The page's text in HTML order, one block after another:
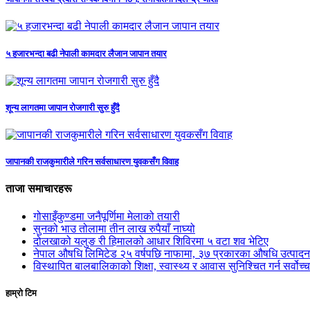
५ हजारभन्दा बढी नेपाली कामदार लैजान जापान तयार
शून्य लागतमा जापान रोजगारी सुरु हुँदै
जापानकी राजकुमारीले गरिन सर्वसाधारण युवकसँग विवाह
ताजा समाचारहरू
गोसाइँकुण्डमा जनैपूर्णिमा मेलाको तयारी
सुनको भाउ तोलामा तीन लाख रुपैयाँ नाघ्यो
दोलखाको यलुङ री हिमालको आधार शिविरमा ५ वटा शव भेटिए
नेपाल औषधि लिमिटेड २५ वर्षपछि नाफामा, ३७ प्रकारका औषधि
विस्थापित बालबालिकाको शिक्षा, स्वास्थ्य र आवास सुनिश्चित गर्न
हाम्रो टिम